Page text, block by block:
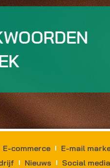
E-commerce E-mail
Nieuws Social media